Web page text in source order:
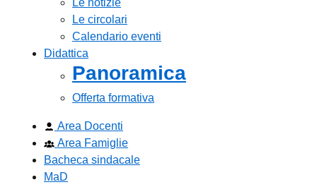
Le notizie
Le circolari
Calendario eventi
Didattica
Panoramica
Offerta formativa
Area Docenti
Area Famiglie
Bacheca sindacale
MaD